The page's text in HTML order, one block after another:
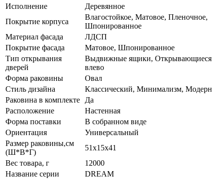
Исполнение
Деревянное
Покрытие корпуса
Влагостойкое, Матовое, Пленочное,
Шпонированное
Материал фасада
ЛДСП
Покрытие фасада
Матовое, Шпонированное
Тип открывания
дверей
Выдвижные ящики, Открывающиеся
влево
Форма раковины
Овал
Стиль дизайна
Классический, Минимализм, Модерн
Раковина в комплекте
Да
Расположение
Настенная
Форма поставки
В собранном виде
Ориентация
Универсальный
Размер раковины,см
(Ш*В*Г)
51х15х41
Вес товара, г
12000
Название серии
DREAM